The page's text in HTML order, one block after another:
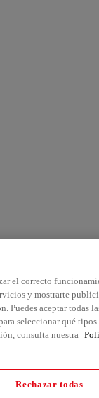
el correcto
y mostrarte
Puedes aceptar todas
seleccionar qué tipos
consulta nuestra
Rechazar todas